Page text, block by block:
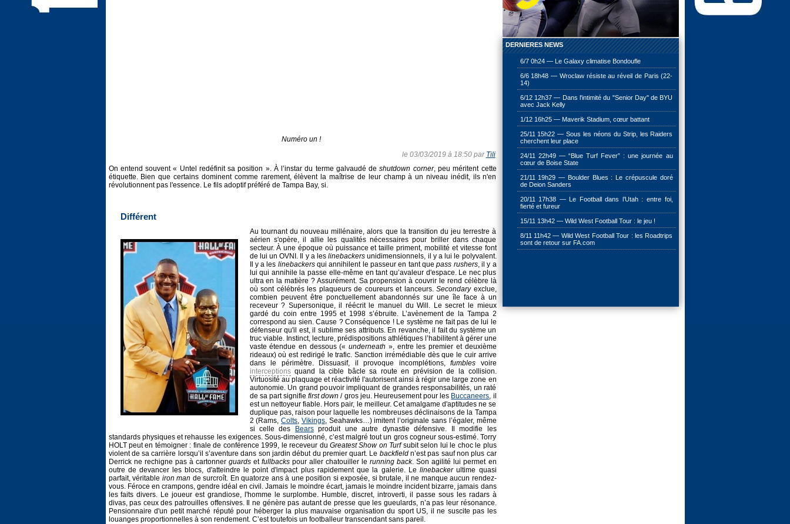
DERNIERES NEWS
6/7 0h24 — Le Galaxy climatise Bondoufle
6/6 18h48 — Wroclaw résiste au réveil de Paris (22-
14)
6/12 12h37 — Dans l'intimité du "Senior Day" de BYU
avec Jack Kelly
1/12 16h25 — Maverik Stadium, cœur battant
25/11 15h22 — Sous les néons du Strip, les Raiders
cherchent leur place
24/11 22h49 — “Blue Turf Fever” : une journée au
cœur de Boise State
21/11 19h29 — Boulder Blues : Le crépuscule doré
de Deion Sanders
20/11 17h38 — Le Football dans l’Utah : entre foi,
fierté et fureur
15/11 13h42 — Wild West Football Tour : le jeu !
8/11 11h42 — Wild West Football Tour : les Roadtrips
sont de retour sur FA.com
Numéro un !
le 03/03/2019 à 18:50 par Tili
On entend souvent « Untel redéfinit sa position ». À l’instar du terme galvaudé deshutdown corner, peu méritent cette
étiquette. Bien que certains dominent comme rarement, élèvent la maîtrise de leur champ à un niveau inédit, ils n'en
révolutionnent pas l'essence. Le fils adoptif préféré de Tampa Bay, si.
Différent
Au tournant du nouveau millénaire, alors que la transition du jeu terrestre à
aérien s'opère, il allie les qualités nécessaires pour briller dans chaque
secteur. À une époque où puissance et taille priment, mobilité et vitesse font
de lui un OVNI. Il y a leslinebackers unidimensionnels, il y a lui le polyvalent.
Il y a les linebackersqui annihilent le passeur en tant quepass rushers, il y a
lui qui annihile la passe elle-même en tant qu’avaleur d'espace. Le nec plus
ultra en la matière ? Assurément. Sa propension à couvrir le rend célèbre là
où sont célébrés les plaqueurs de coureurs et lanceurs. Secondaryexclue,
combien peuvent être ponctuellement abandonnés sur une île face à un
receveur ? Supersonique, il réécrit le manuel du Will. Le secret le mieux
gardé du coin entre 1995 et 1998 s’ébruite. L’avènement de la Tampa 2
correspond au sien. Cause ? Conséquence ! Le système ne fait pas de lui le
défenseur qu'il est, il sublime ses attributs. En revanche, il fait du système un
truc viable. Instinct, lecture, prédispositions athlétiques l’habilitent à gérer une
vaste étendue en dessous («underneath », entre les premier et deuxième
rideaux) où est redirigé le trafic. Sanction irrémédiable dès que le cuir arrive
dans le périmètre. Dissuasif, il provoque incomplétions, fumbles voire
interceptionsquand la cible bâcle sa route en prévision de la collision.
Virtuosité au plaquage et réactivité l'autorisent ainsi à régir une large zone en
autonomie. Un grand pouvoir impliquant de grandes responsabilités, un raté
de sa part signifiefirst down / gros jeu. Heureusement pour les Buccaneers, il
est un nettoyeur fiable. Hors pair, le meilleur. Cet amalgame d'aptitudes ne se
duplique pas, raison pour laquelle les nombreuses déclinaisons de la Tampa
2 (Rams,Colts, Vikings, Seahawks…) imitent l’originale sans l’égaler, même
si celle des
Bearsproduit une autre dynastie défensive. Il modifie les
standards physiques et rehausse les exigences. Sous-dimensionné, c’est malgré tout un gros cogneur sous-estimé. Torry
HOLT peut en témoigner : finale de conférence 1999, le receveur du Greatest Show on Turfsubit selon lui le choc le plus
violent de sa carrière lorsqu’il s’aventure dans son jardin début du premier quart. Le backfieldn’est pas sauf non plus car
Derrick ne rechigne pas à cartonner guardset fullbackspour aller chatouiller lerunning back. Son agilité lui permet en
outre de devancer les blocs, d'atteindre le point d'impact plus rapidement que la galerie. Lelinebackerultime quasi
parfait, véritable iron man de surcroît. En quatorze ans à une position si exposée, si brutale, il ne manque aucun rendez-
vous. Féroce en crampons, gendre idéal en civil. Jamais le moindre écart, jamais le moindre incident bizarre, jamais dans
les faits divers. Le joueur est grandiose, l'homme le surplombe. Humble, discret, introverti, il passe sous les radars à
divas, pas ceux des patrouilles offensives. Il ne génère pas autant de presse que les gueulards, n’a pas leur résonance.
Pensionnaire d'un petit marché réputé pour héberger la plus mauvaise organisation du sport US, il ne suscite pas les
louanges proportionnelles à son rendement. C’est toutefois un footballeur transcendant sans pareil.